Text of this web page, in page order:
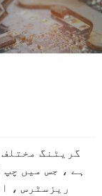
مختلف قسم
جس میں چپ آئی
،